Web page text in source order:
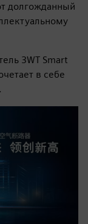
долгожданный
3WT Smart
в себе